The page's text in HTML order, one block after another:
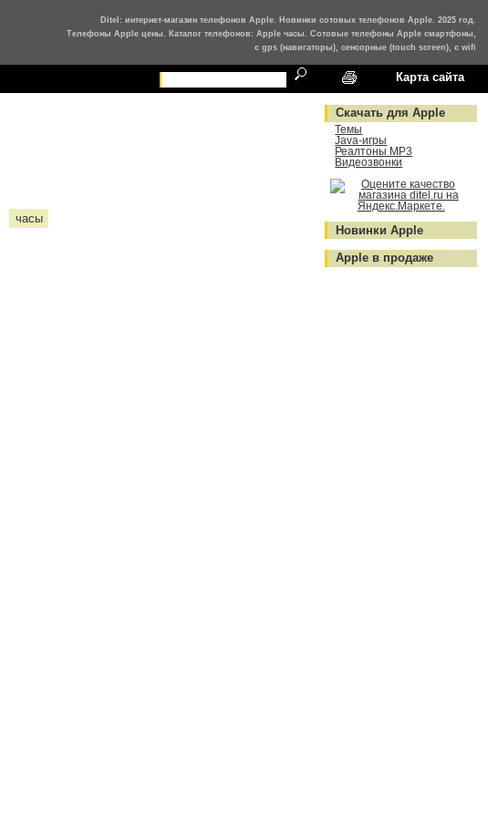
Ditel: интернет-магазин телефонов Apple. Новинки сотовых телефонов Apple. 2025 год.
Телефоны Apple цены. Каталог телефонов: Apple часы. Сотовые телефоны Apple смартфоны,
с gps (навигаторы), сенсорные (touch screen), с wifi
Карта сайта
часы
Скачать для Apple
Темы
Java-игры
Реалтоны MP3
Видеозвонки
Новинки Apple
Apple в продаже